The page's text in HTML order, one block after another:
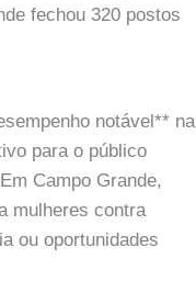
fechou 320 postos
notável** na
para o público
Campo Grande,
mulheres contra
ou oportunidades